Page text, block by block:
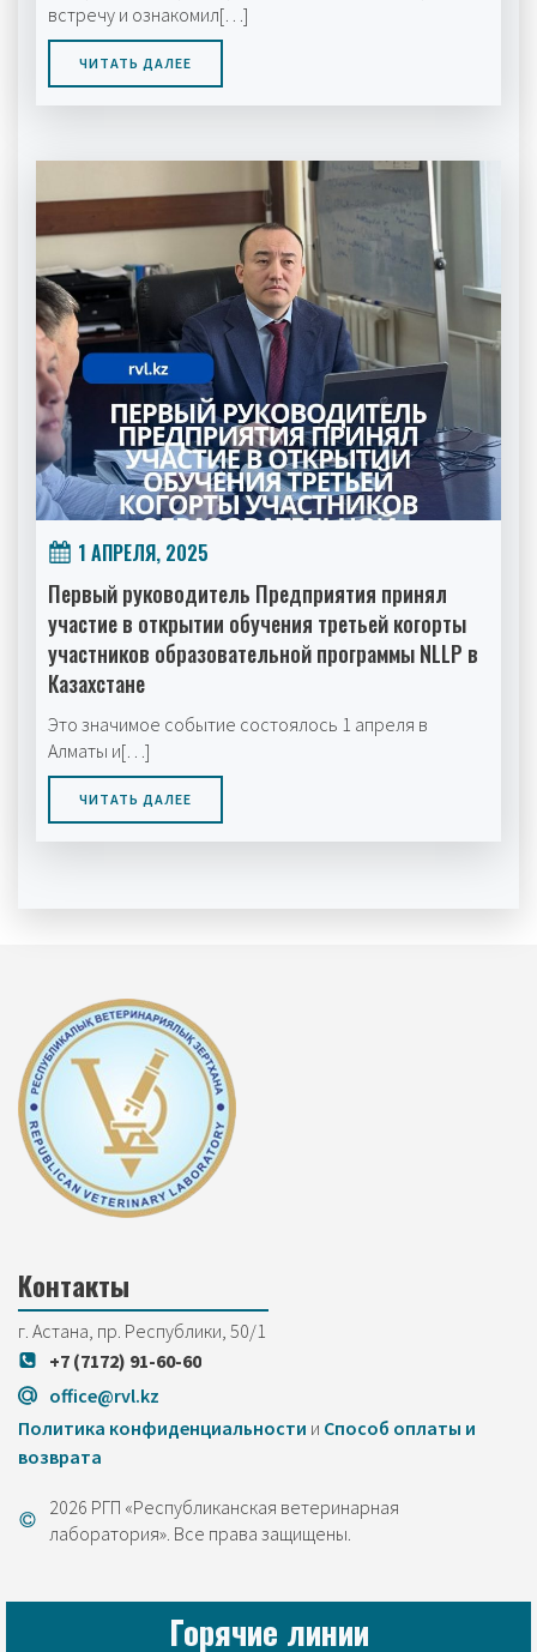
встречу и ознакомил[…]
ЧИТАТЬ ДАЛЕЕ
1 АПРЕЛЯ, 2025
Первый руководитель Предприятия принял
участие в открытии обучения третьей когорты
участников образовательной программы NLLP в
Казахстане
Это значимое событие состоялось 1 апреля в
Алматы и[…]
ЧИТАТЬ ДАЛЕЕ
Контакты
г. Астана, пр. Республики, 50/1
+7 (7172) 91-60-60
office@rvl.kz
Политика конфиденциальности и Cпособ оплаты и
возврата
2026 РГП «Республиканская ветеринарная
лаборатория». Все права защищены.
Горячие линии